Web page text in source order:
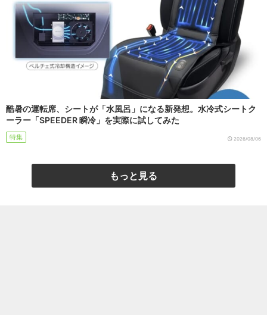
酷暑の運転席、シートが「水風呂」になる新発想。水冷式シートク
ーラー「SPEEDER 瞬冷」を実際に試してみた
特集 2026/08/06
もっと見る